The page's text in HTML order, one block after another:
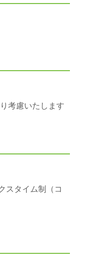
考慮いたします
スタイム制（コ